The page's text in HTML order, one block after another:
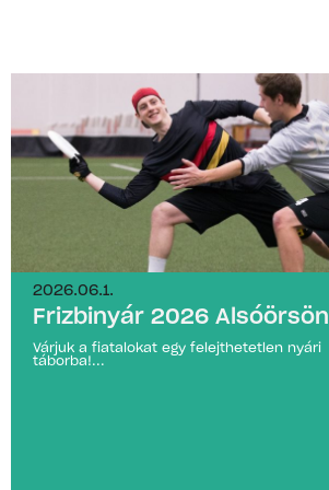
2026.06.1.
Frizbinyár 2026 Alsóörsön
Várjuk a fiatalokat egy felejthetetlen nyári
táborba!...